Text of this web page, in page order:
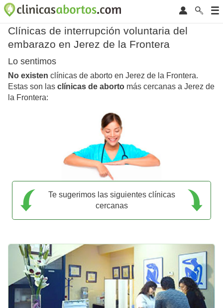
Clínicas de interrupción voluntaria del
embarazo en Jerez de la Frontera
Lo sentimos
No existen clínicas de aborto en Jerez de la Frontera.
Estas son las clínicas de aborto más cercanas a Jerez de
la Frontera:
Te sugerimos las siguientes clínicas
cercanas